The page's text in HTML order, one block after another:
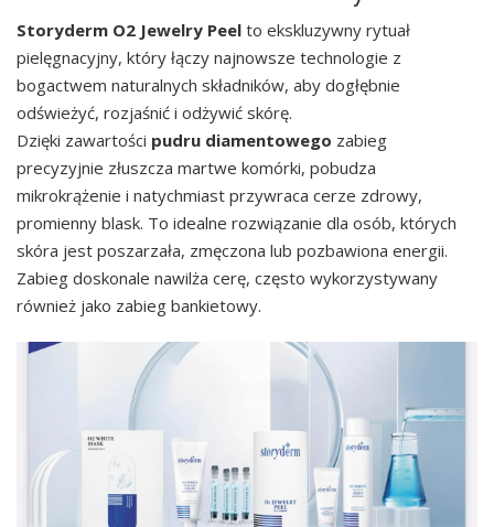
Storyderm O2 Jewelry Peel to ekskluzywny rytuał
pielęgnacyjny, który łączy najnowsze technologie z
bogactwem naturalnych składników, aby dogłębnie
odświeżyć, rozjaśnić i odżywić skórę.
Dzięki zawartości pudru diamentowego zabieg
precyzyjnie złuszcza martwe komórki, pobudza
mikrokrążenie i natychmiast przywraca cerze zdrowy,
promienny blask. To idealne rozwiązanie dla osób, których
skóra jest poszarzała, zmęczona lub pozbawiona energii.
Zabieg doskonale nawilża cerę, często wykorzystywany
również jako zabieg bankietowy.